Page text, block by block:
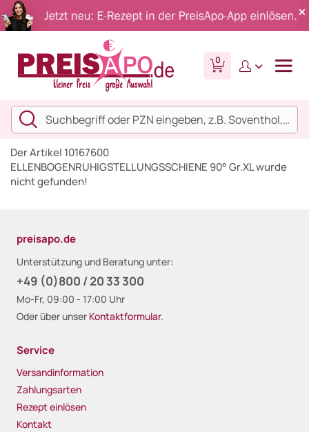
0
Der Artikel 10167600
ELLENBOGENRUHIGSTELLUNGSSCHIENE 90° Gr.XL wurde
nicht gefunden!
preisapo.de
Unterstützung und Beratung unter:
+49 (0)800 / 20 33 300
Mo-Fr, 09:00 - 17:00 Uhr
Oder über unser Kontaktformular.
Service
Versandinformation
Zahlungsarten
Rezept einlösen
Kontakt